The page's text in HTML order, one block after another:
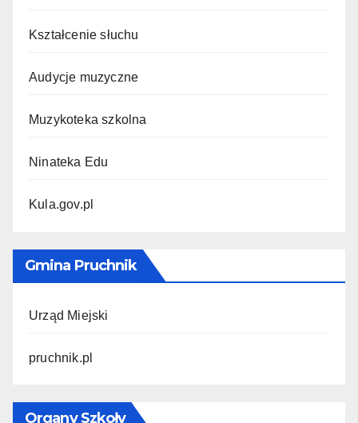
Kształcenie słuchu
Audycje muzyczne
Muzykoteka szkolna
Ninateka Edu
Kula.gov.pl
Gmina Pruchnik
Urząd Miejski
pruchnik.pl
Organy Szkoły